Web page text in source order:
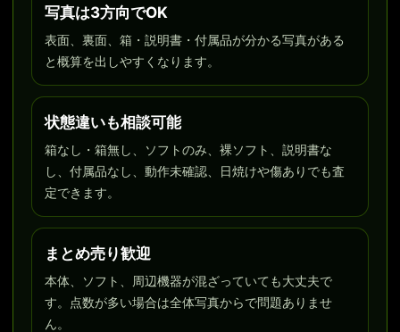
写真は3方向でOK
表面、裏面、箱・説明書・付属品が分かる写真がある
と概算を出しやすくなります。
状態違いも相談可能
箱なし・箱無し、ソフトのみ、裸ソフト、説明書な
し、付属品なし、動作未確認、日焼けや傷ありでも査
定できます。
まとめ売り歓迎
本体、ソフト、周辺機器が混ざっていても大丈夫で
す。点数が多い場合は全体写真からで問題ありませ
ん。